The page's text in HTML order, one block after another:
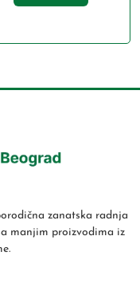
zanatska radnja
manjim proizvodima iz